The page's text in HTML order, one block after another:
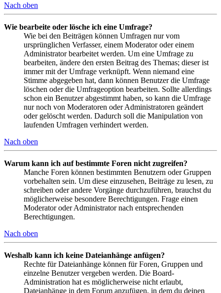
Nach oben
Wie bearbeite oder lösche ich eine Umfrage?
Wie bei den Beiträgen können Umfragen nur vom
ursprünglichen Verfasser, einem Moderator oder einem
Administrator bearbeitet werden. Um eine Umfrage zu
bearbeiten, ändere den ersten Beitrag des Themas; dieser ist
immer mit der Umfrage verknüpft. Wenn niemand eine
Stimme abgegeben hat, dann können Benutzer die Umfrage
löschen oder die Umfrageoption bearbeiten. Sollte allerdings
schon ein Benutzer abgestimmt haben, so kann die Umfrage
nur noch von Moderatoren oder Administratoren geändert
oder gelöscht werden. Dadurch soll die Manipulation von
laufenden Umfragen verhindert werden.
Nach oben
Warum kann ich auf bestimmte Foren nicht zugreifen?
Manche Foren können bestimmten Benutzern oder Gruppen
vorbehalten sein. Um diese einzusehen, Beiträge zu lesen, zu
schreiben oder andere Vorgänge durchzuführen, brauchst du
möglicherweise besondere Berechtigungen. Frage einen
Moderator oder Administrator nach entsprechenden
Berechtigungen.
Nach oben
Weshalb kann ich keine Dateianhänge anfügen?
Rechte für Dateianhänge können für Foren, Gruppen und
einzelne Benutzer vergeben werden. Die Board-
Administration hat es möglicherweise nicht erlaubt,
Dateianhänge in dem Forum anzufügen, in dem du deinen